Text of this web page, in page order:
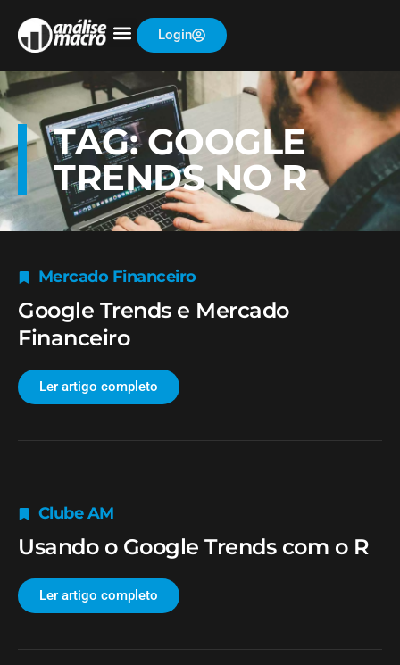
Login
TAG: GOOGLE
TRENDS NO R
Mercado Financeiro
Google Trends e Mercado
Financeiro
Ler artigo completo
Clube AM
Usando o Google Trends com o R
Ler artigo completo